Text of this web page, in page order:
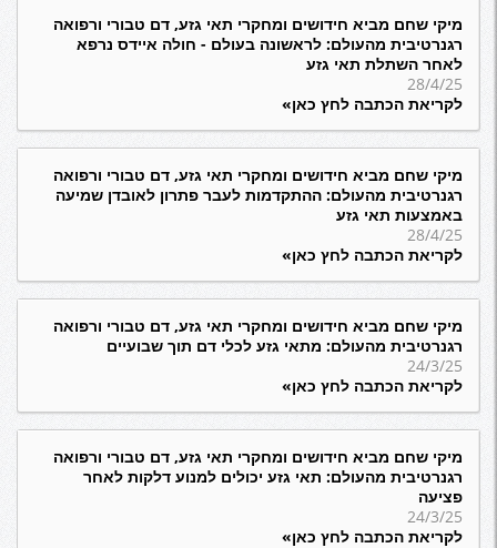
מיקי שחם מביא חידושים ומחקרי תאי גזע, דם טבורי ורפואה
רגנרטיבית מהעולם: לראשונה בעולם - חולה איידס נרפא
לאחר השתלת תאי גזע
28/4/25
לקריאת הכתבה לחץ כאן»
מיקי שחם מביא חידושים ומחקרי תאי גזע, דם טבורי ורפואה
רגנרטיבית מהעולם: ההתקדמות לעבר פתרון לאובדן שמיעה
באמצעות תאי גזע
28/4/25
לקריאת הכתבה לחץ כאן»
מיקי שחם מביא חידושים ומחקרי תאי גזע, דם טבורי ורפואה
רגנרטיבית מהעולם: מתאי גזע לכלי דם תוך שבועיים
24/3/25
לקריאת הכתבה לחץ כאן»
מיקי שחם מביא חידושים ומחקרי תאי גזע, דם טבורי ורפואה
רגנרטיבית מהעולם: תאי גזע יכולים למנוע דלקות לאחר
פציעה
24/3/25
לקריאת הכתבה לחץ כאן»